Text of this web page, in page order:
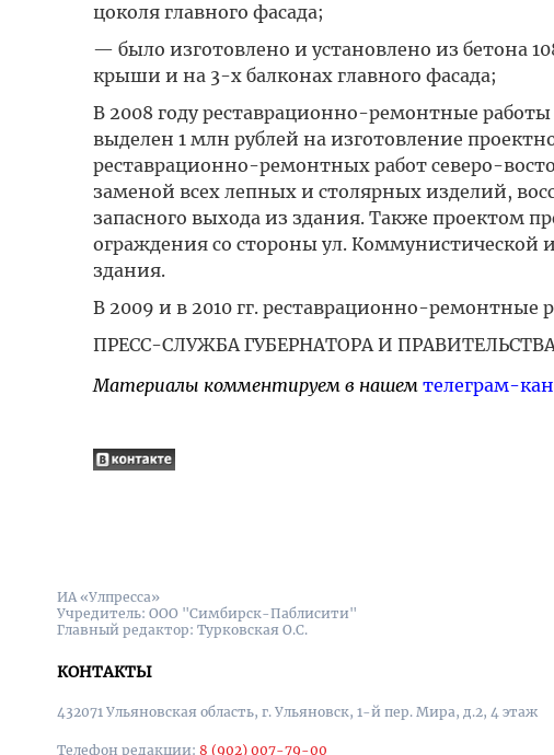
цоколя главного фасада;
— было изготовлено и установлено из бетона
крыши и на 3-х балконах главного фасада;
В 2008 году реставрационно-ремонтные
выделен 1 млн рублей на изготовление
реставрационно-ремонтных работ северо-
заменой всех лепных и столярных изделий,
запасного выхода из здания. Также проектом
ограждения со стороны ул. Коммунистической
здания.
В 2009 и в 2010 гг. реставрационно-ремонтные
ПРЕСС-СЛУЖБА ГУБЕРНАТОРА И
Материалы комментируем в нашем телеграм-
ИА «Улпресса»
Учредитель: ООО "Симбирск-Паблисити"
Главный редактор: Турковская О.С.
КОНТАКТЫ
432071 Ульяновская область, г. Ульяновск, 1-й пер. Мира, д.2, 4 этаж
Телефон редакции: 8 (902) 007-79-00